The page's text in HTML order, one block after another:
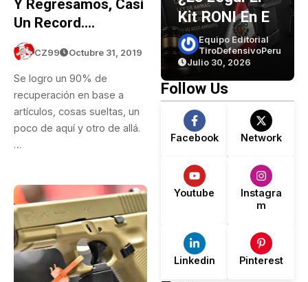
Y Regresamos, Casi
Un Record….
CZ99 Octubre 31, 2019
Se logro un 90% de
recuperación en base a
artículos, cosas sueltas, un
poco de aquí y otro de allá.
…
Power 9mm
TiroDefensivoPeru
Julio 30, 2026
Kit RONI En El
Perú? Lo Que
Dice La Ley… Y
Lo Que No
Dice.
Equipo Editorial
TiroDefensivoPeru
Julio 30, 2026
El
Follow Us
Facebook Network
Youtube
Instagra
m
Linkedin Pinterest